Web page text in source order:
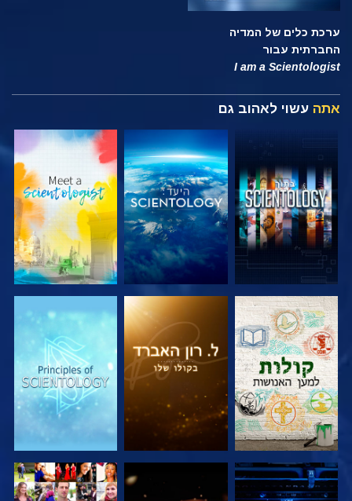
ערכת כלים של המדיה
החברתית עבור
I am a Scientologist
אתה עשוי לאהוב גם
בדוק את הסדרה בדוק את הסדרה בדוק את הסדרה